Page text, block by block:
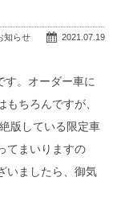
2021.07.19
知らせ
。オーダー車に
ちろんですが、
版している限定車
てまいりますの
いましたら、御気